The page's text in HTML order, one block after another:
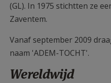
(GL). In 1975 stichtten ze
Zaventem.
Vanaf september 2009
naam 'ADEM-TOCHT'.
Wereldwijd